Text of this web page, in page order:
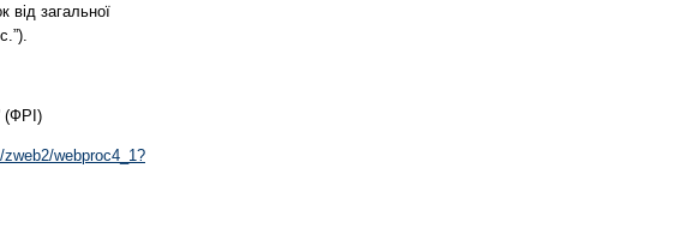
від загальної
(ФРІ)
webproc4_1?